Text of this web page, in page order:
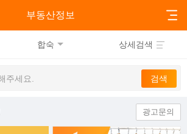
부동산정보
합숙 상세검색
광고문의